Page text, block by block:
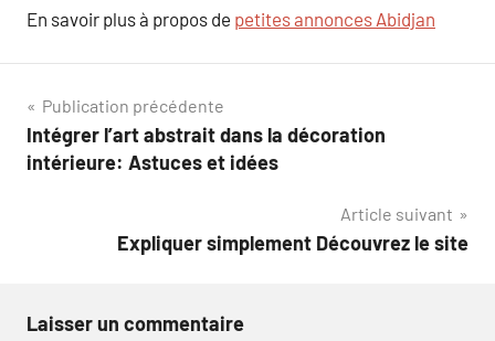
En savoir plus à propos de petites annonces Abidjan
Navigation
de
Publication précédente
Intégrer l’art abstrait dans la décoration
intérieure: Astuces et idées
Article suivant
Expliquer simplement Découvrez le site
Laisser un commentaire